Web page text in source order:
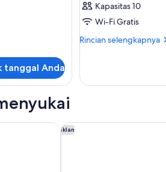
tanggal Anda
Kapasitas 10
Wi-Fi Gratis
Rincian selengkapnya
Rincian
Kamar
Iklan
citizenM Paris la Défense